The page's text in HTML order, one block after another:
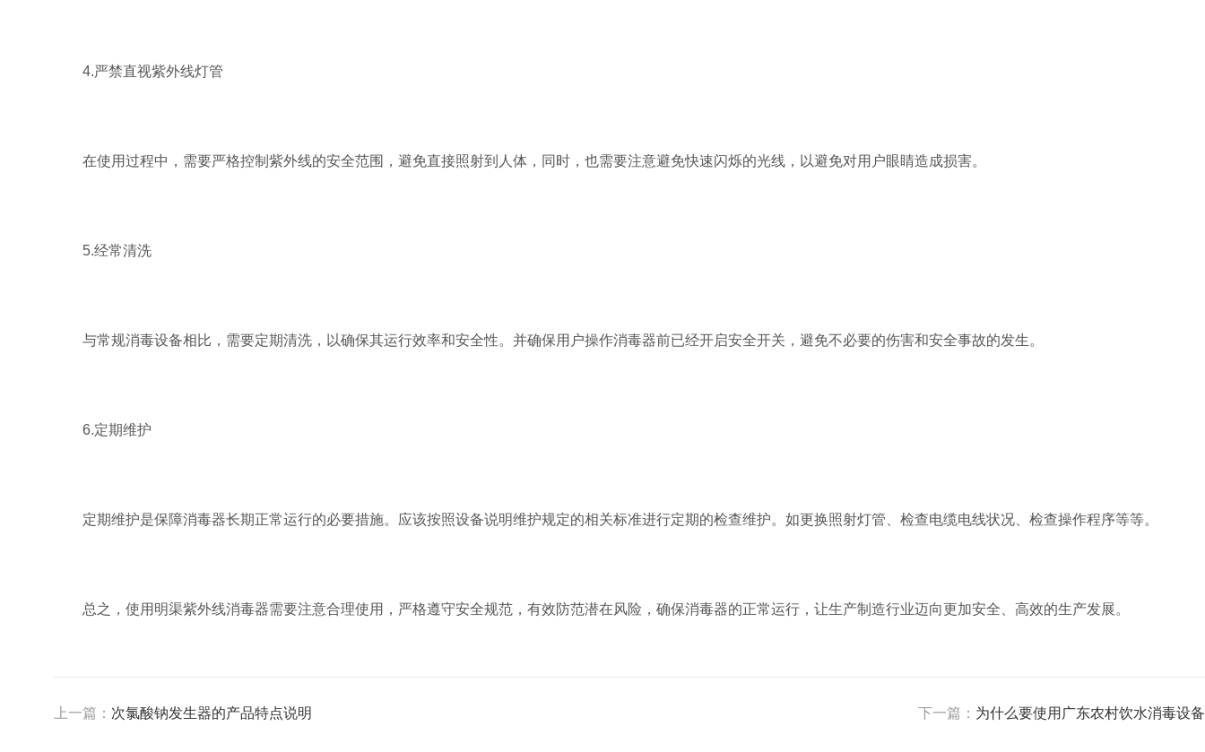
4.严禁直视紫外线灯管
在使用过程中，需要严格控制紫外线的安全范围，避免直接照射到人体，同时，也需要注意避免快速闪烁的光线，以避免对用户眼睛造成损害。
5.经常清洗
与常规消毒设备相比，需要定期清洗，以确保其运行效率和安全性。并确保用户操作消毒器前已经开启安全开关，避免不必要的伤害和安全事故的发生。
6.定期维护
定期维护是保障消毒器长期正常运行的必要措施。应该按照设备说明维护规定的相关标准进行定期的检查维护。如更换照射灯管、检查电缆电线状况、检查操作程序等等。
总之，使用明渠紫外线消毒器需要注意合理使用，严格遵守安全规范，有效防范潜在风险，确保消毒器的正常运行，让生产制造行业迈向更加安全、高效的生产发展。
上一篇： 次氯酸钠发生器的产品特点说明 下一篇： 为什么要使用广东农村饮水消毒设